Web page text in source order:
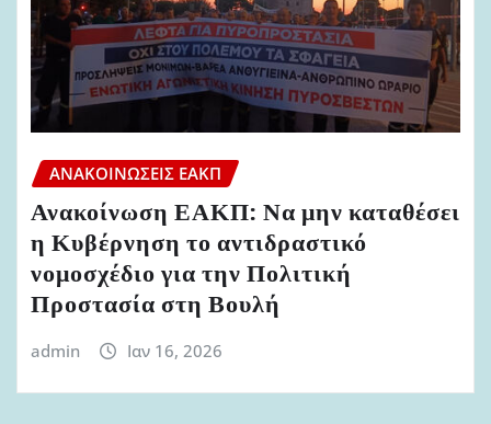
ΑΝΑΚΟΙΝΏΣΕΙΣ ΕΑΚΠ
Ανακοίνωση ΕΑΚΠ: Να μην καταθέσει
η Κυβέρνηση το αντιδραστικό
νομοσχέδιο για την Πολιτική
Προστασία στη Βουλή
admin Ιαν 16, 2026